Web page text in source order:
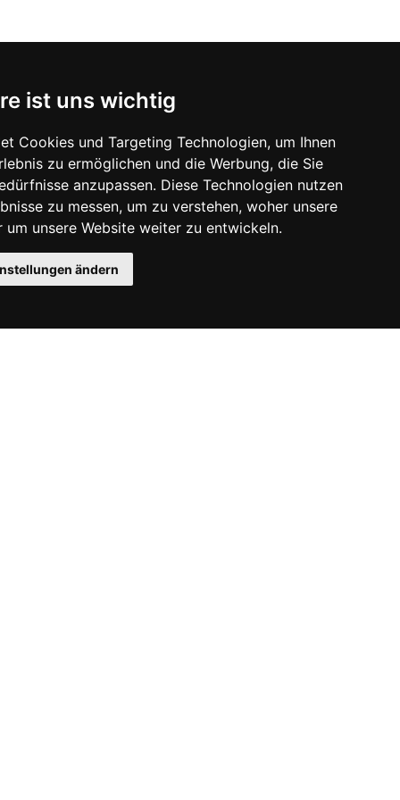
ist uns wichtig
Cookies und Targeting Technologien, um Ihnen
zu ermöglichen und die Werbung, die Sie
anzupassen. Diese Technologien nutzen
zu messen, um zu verstehen, woher unsere
um unsere Website weiter zu entwickeln.
ändern